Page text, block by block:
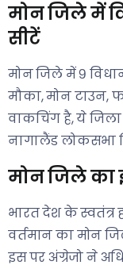
मोन जिले में
सीटें
मोन जिले में ९
मौका, मोन टाउन,
वाकचिंग है, ये जिला
नागालैंड लोकसभा
मोन जिले का
भारत देश के
वर्तमान का मोन
इस पर अंग्रेजो ने